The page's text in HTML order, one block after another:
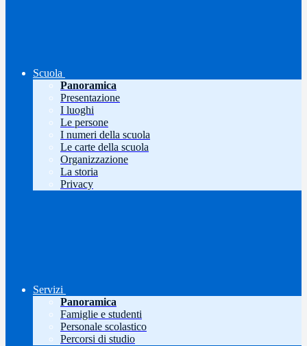
Scuola
Panoramica
Presentazione
I luoghi
Le persone
I numeri della scuola
Le carte della scuola
Organizzazione
La storia
Privacy
Servizi
Panoramica
Famiglie e studenti
Personale scolastico
Percorsi di studio